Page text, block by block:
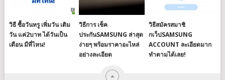
วิธี ซื้อวันทรู เพิ่มวัน เติม
วัน แค่2บาท ได้วันเป็น
เดือน มีที่ไหน!
วิธีการ เช็ค
ประกันSAMSUNG ล่าสุด
ง่ายๆ พร้อมราคาอะไหล่
อย่างละเอียด
วิธีสมัครสมาชิ
กเว็ปSAMSUNG
ACCOUNT ละเอียดมาก
ทำตามได้เลย!